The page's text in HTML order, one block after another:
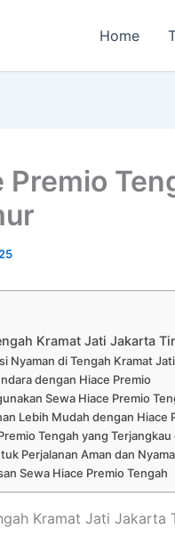
Home
Premio
Kramat Jati Jakarta
Nyaman di Tengah Kramat Jati
dengan Hiace Premio
Sewa Hiace Premio
Lebih Mudah dengan Hiace
Tengah yang
Perjalanan Aman dan
Sewa Hiace Premio Tengah
Kramat Jati Jakarta